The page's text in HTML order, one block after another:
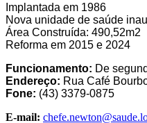
Implantada em 1986
Nova unidade de saúde
Área Construída: 490,52m2
Reforma em 2015 e 2024
Funcionamento: De
Endereço: Rua Café
Fone: (43) 3379-0875
E-mail: